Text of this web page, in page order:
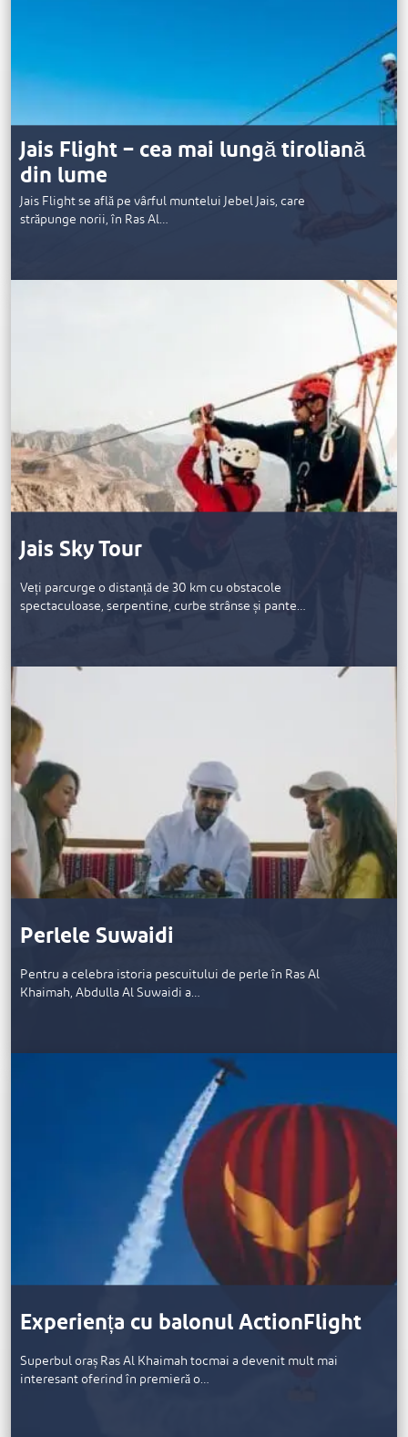
Jais Flight – cea mai lungă tiroliană
din lume
Jais Flight se află pe vârful muntelui Jebel Jais, care
străpunge norii, în Ras Al…
Jais Sky Tour
Veți parcurge o distanță de 30 km cu obstacole
spectaculoase, serpentine, curbe strânse și pante…
Perlele Suwaidi
Pentru a celebra istoria pescuitului de perle în Ras Al
Khaimah, Abdulla Al Suwaidi a…
Experiența cu balonul ActionFlight
Superbul oraș Ras Al Khaimah tocmai a devenit mult mai
interesant oferind în premieră o…